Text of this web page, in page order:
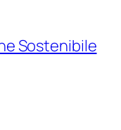
Sostenibile